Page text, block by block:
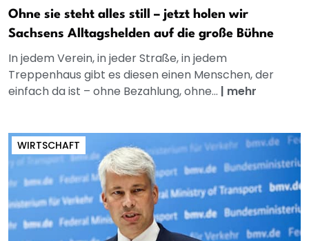
Ohne sie steht alles still – jetzt holen wir
Sachsens Alltagshelden auf die große Bühne
In jedem Verein, in jeder Straße, in jedem
Treppenhaus gibt es diesen einen Menschen, der
einfach da ist – ohne Bezahlung, ohne... | mehr
WIRTSCHAFT